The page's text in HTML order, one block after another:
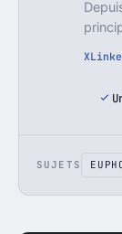
X
SUJETS